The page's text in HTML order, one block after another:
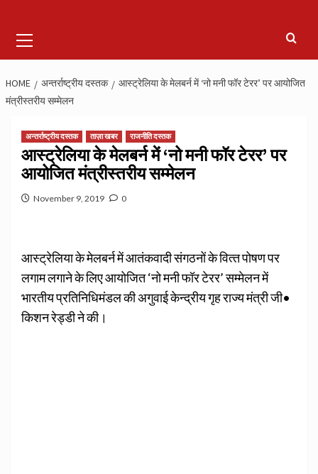
Menu
HOME अन्तर्राष्ट्रीय दस्तक
आस्‍ट्रेलिया के मेलबर्न में ‘नो मनी फॉर टेरर’ पर आयोजित
मंत्रीस्‍तरीय सम्‍मेलन
अन्तर्राष्ट्रीय दस्तक ताज़ा खबर राजनीति दस्तक
आस्‍ट्रेलिया के मेलबर्न में ‘नो मनी फॉर टेरर’ पर
आयोजित मंत्रीस्‍तरीय सम्‍मेलन
November 9, 2019 0
आस्‍ट्रेलिया के मेलबर्न में आतंकवादी संगठनों के वित्‍त पोषण पर
लगाम लगाने के लिए आयोजित ‘नो मनी फॉर टेरर’ सम्‍मेलन में
भारतीय प्रतिनिधिमंडल की अगुवाई केन्‍द्रीय गृह राज्‍य मंत्री जी•
किशन रेड्डी ने की।